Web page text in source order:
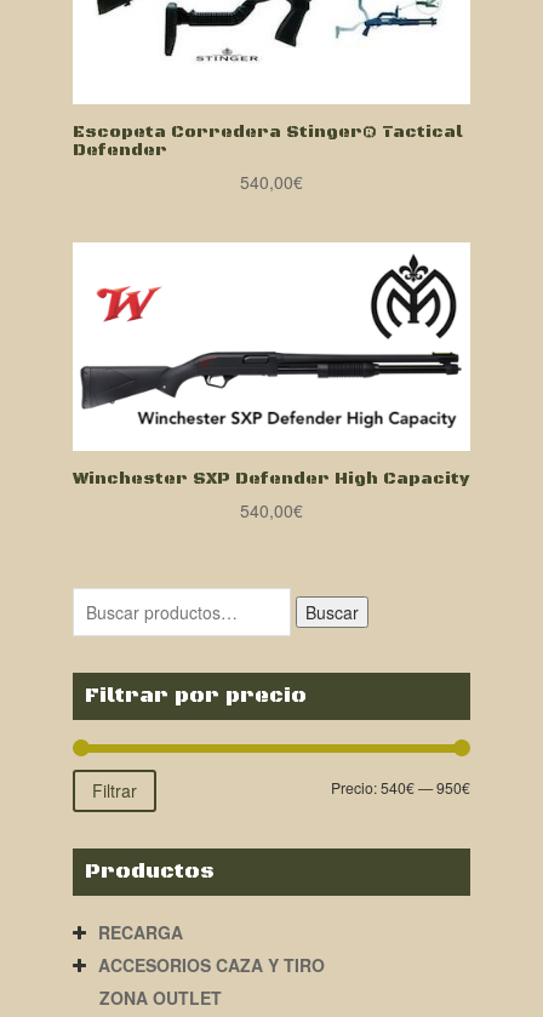
Escopeta Corredera Stinger® Tactical
Defender
540,00€
Winchester SXP Defender High Capacity
540,00€
Buscar
Filtrar por precio
Filtrar Precio:540€—950€
Productos
RECARGA
ACCESORIOS CAZA Y TIRO
ZONA OUTLET